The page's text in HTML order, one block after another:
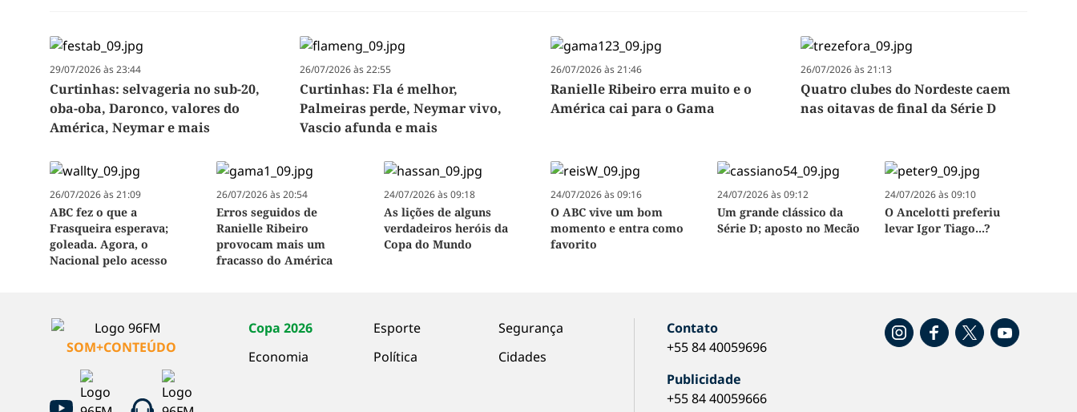
29/07/2026 às 23:44
Curtinhas: selvageria no sub-20,
oba-oba, Daronco, valores do
América, Neymar e mais
26/07/2026 às 22:55
Curtinhas: Fla é melhor,
Palmeiras perde, Neymar vivo,
Vascio afunda e mais
26/07/2026 às 21:46
Ranielle Ribeiro erra muito e o
América cai para o Gama
26/07/2026 às 21:13
Quatro clubes do Nordeste caem
nas oitavas de final da Série D
26/07/2026 às 21:09
ABC fez o que a
Frasqueira esperava;
goleada. Agora, o
Nacional pelo acesso
26/07/2026 às 20:54
Erros seguidos de
Ranielle Ribeiro
provocam mais um
fracasso do América
24/07/2026 às 09:18
As lições de alguns
verdadeiros heróis da
Copa do Mundo
24/07/2026 às 09:16
O ABC vive um bom
momento e entra como
favorito
24/07/2026 às 09:12
Um grande clássico da
Série D; aposto no Mecão
24/07/2026 às 09:10
O Ancelotti preferiu
levar Igor Tiago...?
SOM+CONTEÚDO
Copa 2026
Economia
Esporte
Política
Segurança
Cidades
Contato
+55 84 40059696
Publicidade
+55 84 40059666